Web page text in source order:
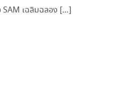
เฉลิมฉลอง […]